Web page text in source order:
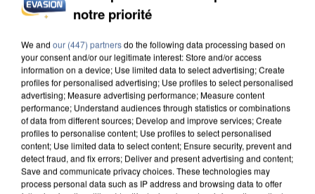
L’UN DES FONDATEURS SUPPOSÉS DE LA DZ
notre priorité
We and our (447) partnersdo the following data processing based on
your consent and/or our legitimate interest: Store and/or access
information on a device; Use limited data to select advertising; Create
profiles for personalised advertising; Use profiles to select personalised
advertising; Measure advertising performance; Measure content
performance; Understand audiences through statistics or combinations
of data from different sources; Develop and improve services; Create
profiles to personalise content; Use profiles to select personalised
content; Use limited data to select content; Ensure security, prevent and
detect fraud, and fix errors; Deliver and present advertising and content;
Save and communicate privacy choices. These technologies may
process personal data such as IP address and browsing data to offer